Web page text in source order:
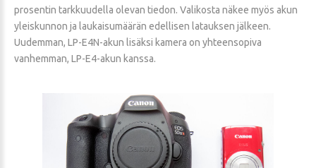
prosentin tarkkuudella olevan tiedon. Valikosta näkee myös akun
yleiskunnon ja laukaisumäärän edellisen latauksen jälkeen.
Uudemman, LP-E4N-akun lisäksi kamera on yhteensopiva
vanhemman, LP-E4-akun kanssa.